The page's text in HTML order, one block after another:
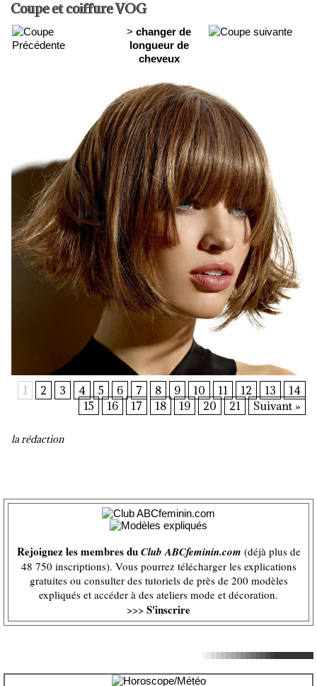
Coupe et coiffure VOG
> changer de
longueur de
cheveux
1 2 3 4 5 6 7 8 9 10 11 12 13
14
15
16 17 18 19 20 21 Suivant »
la rédaction
Rejoignez les membres duClub ABCfeminin.com (déjà plus de
48 750 inscriptions). Vous pourrez télécharger les explications
gratuites ou consulter des tutoriels de près de 200 modèles
expliqués et accéder à des ateliers mode et décoration.
>>> S'inscrire